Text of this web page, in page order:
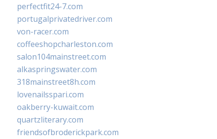
perfectfit24-7.com
portugalprivatedriver.com
von-racer.com
coffeeshopcharleston.com
salon104mainstreet.com
alkaspringswater.com
318mainstreet8h.com
lovenailsspari.com
oakberry-kuwait.com
quartzliterary.com
friendsofbroderickpark.com